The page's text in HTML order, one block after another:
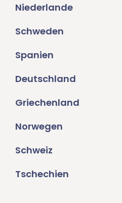
Niederlande
Schweden
Spanien
Deutschland
Griechenland
Norwegen
Schweiz
Tschechien